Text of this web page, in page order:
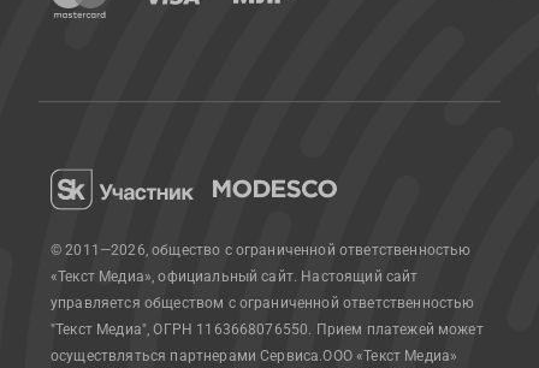
© 2011—2026, общество с ограниченной ответственностью
«Текст Медиа», официальный сайт. Настоящий сайт
управляется обществом с ограниченной ответственностью
"Текст Медиа", ОГРН 1163668076550. Прием платежей может
осуществляться партнерами Сервиса.ООО «Текст Медиа»